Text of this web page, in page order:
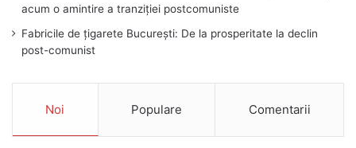
acum o amintire a tranziției postcomuniste
Fabricile de țigarete București: De la prosperitate la declin
post-comunist
Noi Populare Comentarii